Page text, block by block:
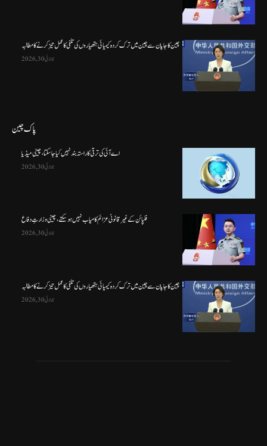
چین کا جاپان سے چین میں ترک کردہ کیمیائی ہتھیاروں کی تلفی کا عمل تیز کرنے کا مطالبہ
جولائی 30, 2026
پاک چین
اے آئی کی ترقی کا راستہ بند نہیں کیا جا سکتا، چینی میڈیا
جولائی 30, 2026
فلپائن کے غیر قانونی عزائم کامیاب نہیں ہو سکتے ، چینی وزارتِ دفاع
جولائی 30, 2026
چین کا جاپان سے چین میں ترک کردہ کیمیائی ہتھیاروں کی تلفی کا عمل تیز کرنے کا مطالبہ
جولائی 30, 2026